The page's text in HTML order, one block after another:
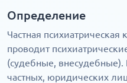
Определение
Частная
проводит
(судебные, внесудебные).
частных, юридических